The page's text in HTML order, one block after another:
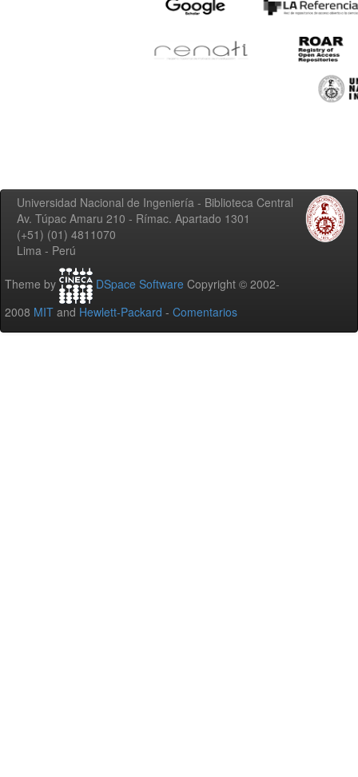
Universidad Nacional de Ingeniería - Biblioteca Central
Av. Túpac Amaru 210 - Rímac. Apartado 1301
(+51) (01) 4811070
Lima - Perú
Theme by DSpace Software Copyright © 2002-
2008 MIT and Hewlett-Packard - Comentarios